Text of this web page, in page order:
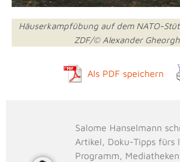
Häuserkampfübung auf dem NATO-
ZDF/© Alexander
Als PDF speichern
Salome Hanselmann
Artikel, Doku-Tipps fürs
Programm,